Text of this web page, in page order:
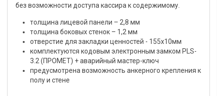
без возможности доступа кассира к содержимому.
толщина лицевой панели – 2,8 мм
толщина боковых стенок – 1,2 мм
отверстие для закладки ценностей - 155х10мм
комплектуются кодовым электронным замком PLS-
3.2 (ПРОМЕТ) + аварийный мастер-ключ
предусмотрена возможность анкерного крепления к
полу и стене